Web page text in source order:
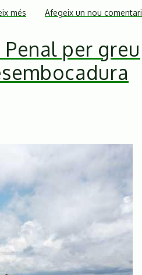
més sobre
l'electrocució
d'aus!
Campanya
de
procediments
Afegeix un nou comentari
per greu